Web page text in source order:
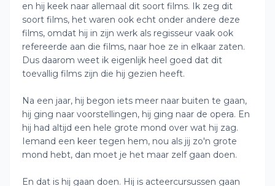
en hij keek naar allemaal dit soort films. Ik zeg dit
soort films, het waren ook echt onder andere deze
films, omdat hij in zijn werk als regisseur vaak ook
refereerde aan die films, naar hoe ze in elkaar zaten.
Dus daarom weet ik eigenlijk heel goed dat dit
toevallig films zijn die hij gezien heeft.
Na een jaar, hij begon iets meer naar buiten te gaan,
hij ging naar voorstellingen, hij ging naar de opera. En
hij had altijd een hele grote mond over wat hij zag.
Iemand een keer tegen hem, nou als jij zo'n grote
mond hebt, dan moet je het maar zelf gaan doen.
En dat is hij gaan doen. Hij is acteercursussen gaan